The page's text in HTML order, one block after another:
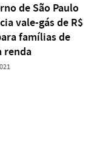
de São Paulo
vale-gás de R$
famílias de
renda